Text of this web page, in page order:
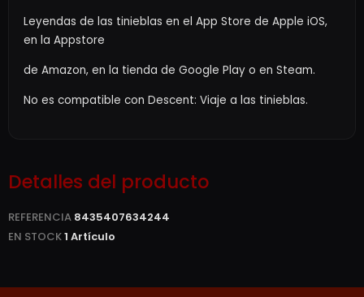
Leyendas de las tinieblas en el App Store de Apple iOS,
en la Appstore
de Amazon, en la tienda de Google Play o en Steam.
No es compatible con Descent: Viaje a las tinieblas.
Detalles del producto
REFERENCIA 8435407634244
EN STOCK1 Artículo